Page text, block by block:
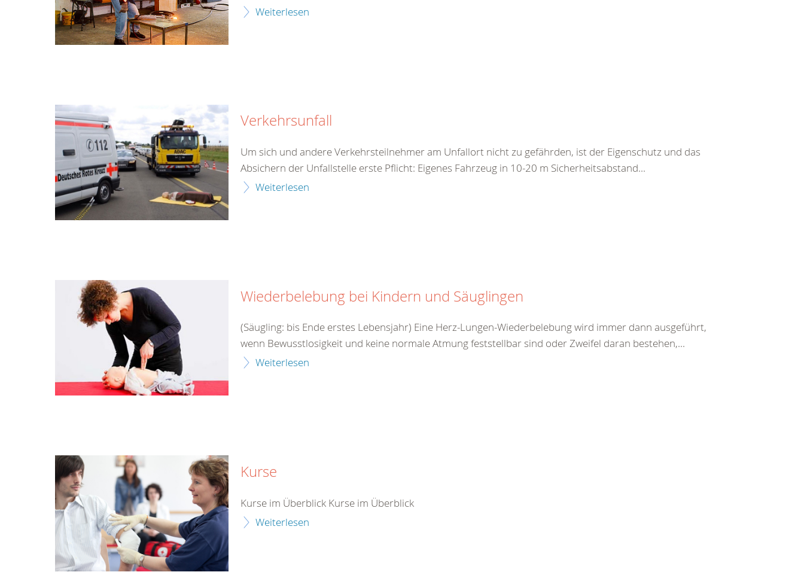
Weiterlesen
Verkehrsunfall
Um sich und andere Verkehrsteilnehmer am Unfallort nicht zu gefährden, ist der Eigenschutz und das
Absichern der Unfallstelle erste Pflicht: Eigenes Fahrzeug in 10-20 m Sicherheitsabstand...
Weiterlesen
Wiederbelebung bei Kindern und Säuglingen
(Säugling: bis Ende erstes Lebensjahr) Eine Herz-Lungen-Wiederbelebung wird immer dann ausgeführt,
wenn Bewusstlosigkeit und keine normale Atmung feststellbar sind oder Zweifel daran bestehen,...
Weiterlesen
Kurse
Kurse im Überblick Kurse im Überblick
Weiterlesen